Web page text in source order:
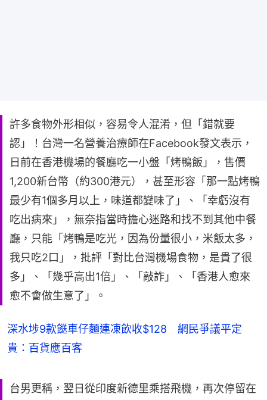
許多食物外形相似，容易令人混淆，但「錯就要
認」！台灣一名營養治療師在Facebook發文表示，
日前在香港機場的餐廳吃一小盤「烤鴨飯」，售價
1,200新台幣（約300港元），甚至形容「那一點烤鴨
最少有1個多月以上，味道都變味了」、「幸虧沒有
吃出病來」，無奈指當時擔心迷路和找不到其他中餐
廳，只能「烤鴨是吃光，因為份量很小，米飯太多，
我只吃2口」，批評「對比台灣機場食物，是貴了很
多」、「幾乎高出1倍」、「敲詐」、「香港人愈來
愈不會做生意了」。
深水埗9款餸車仔麵連凍飲收$128 網民爭議平定
貴：百貨應百客
台男更稱，翌日從印度新德里乘搭飛機，再次停留在